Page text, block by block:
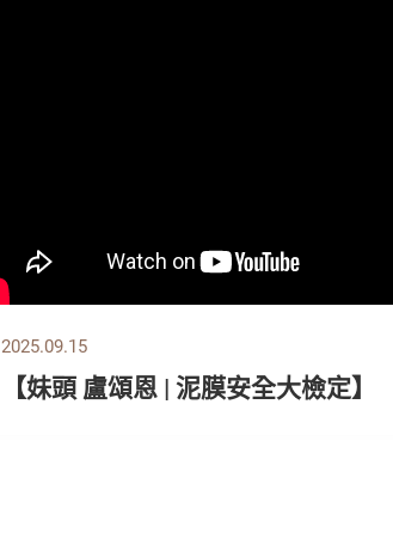
2025.09.15
【妹頭 盧頌恩 | 泥膜安全大檢定】